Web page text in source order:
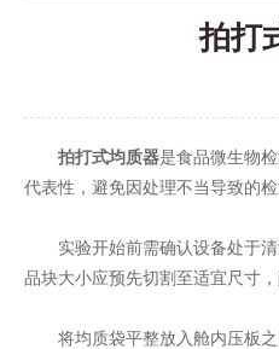
拍打
拍打式均质器是食品微生物
代表性，避免因处理不当导致的
实验开始前需确认设备处于清
品块大小应预先切割至适宜尺寸
将均质袋平整放入舱内压板之